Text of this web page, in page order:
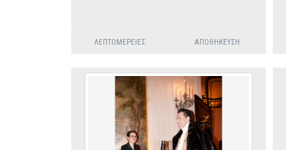
ΛΕΠΤΟΜΈΡΕΙΕΣ ΑΠΟΘΉΚΕΥΣΗ